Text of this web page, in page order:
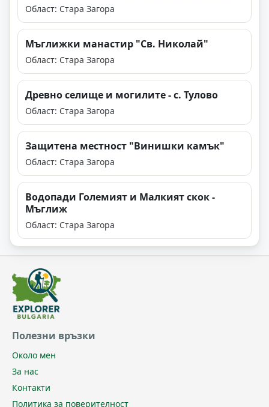
Област: Стара Загора
Мъглижки манастир "Св. Николай"
Област: Стара Загора
Древно селище и могилите - с. Тулово
Област: Стара Загора
Защитена местност "Винишки камък"
Област: Стара Загора
Водопади Големият и Малкият скок -
Мъглиж
Област: Стара Загора
Полезни връзки
Около мен
За нас
Контакти
Политика за поверителност